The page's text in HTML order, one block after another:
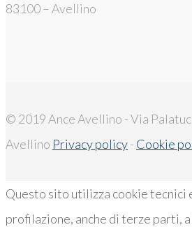
83100 – Avellino
© 2019 Ance Avellino - Via
Avellino Privacy policy- Cookie
Questo sito utilizza cookie tecnici
profilazione, anche di terze parti,